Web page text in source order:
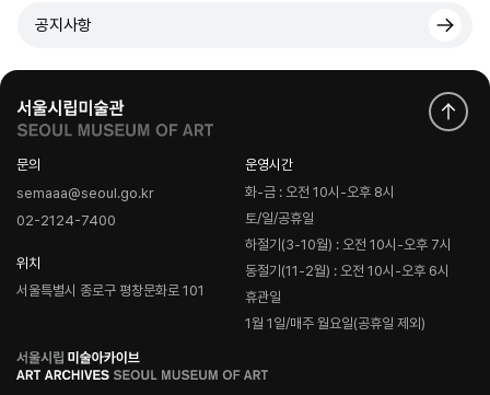
공지사항
문의
semaaa@seoul.go.kr
02-2124-7400
위치
서울특별시 종로구 평창문화로 101
운영시간
화-금 : 오전 10시-오후 8시
토/일/공휴일
하절기(3-10월) : 오전 10시-오후 7시
동절기(11-2월) : 오전 10시-오후 6시
휴관일
1월 1일/매주 월요일(공휴일 제외)
로
고